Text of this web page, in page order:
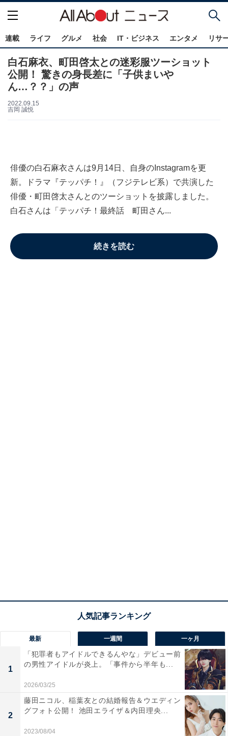
連載 ライフ グルメ 社会 IT・ビジネス エンタメ リサ
白石麻衣、町田啓太との迷彩服ツーショット
公開！ 驚きの身長差に「子供まいや
ん…？？」の声
2022.09.15
吉岡 誠悦
俳優の白石麻衣さんは9月14日、自身のInstagramを更
新。ドラマ『テッパチ！』（フジテレビ系）で共演した
俳優・町田啓太さんとのツーショットを披露しました。
白石さんは「テッパチ！最終話 町田さん...
続きを読む
最新 一週間 一ヶ月
1
「犯罪者もアイドルできるんやな」デビュー前
の男性アイドルが炎上。「事件から半年も...
2026/03/25
2
藤田ニコル、稲葉友との結婚報告＆ウエディン
グフォト公開！ 池田エライザ＆内田理央...
2023/08/04